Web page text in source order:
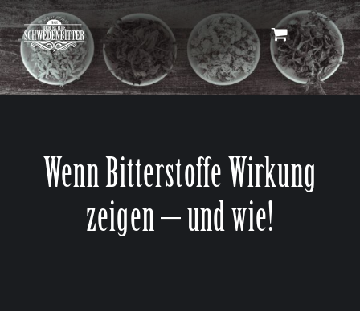
Skip
to
content
Wenn Bitterstoffe Wirkung
zeigen – und wie!